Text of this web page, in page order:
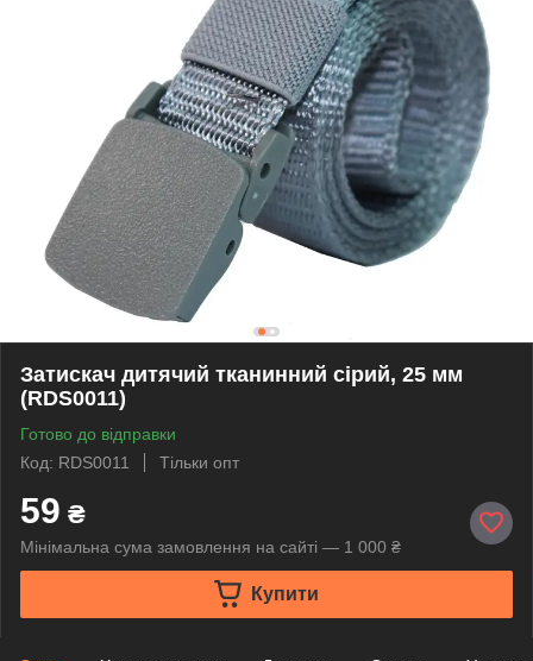
Затискач дитячий тканинний сірий, 25 мм
(RDS0011)
Готово до відправки
Код: RDS0011
Тільки опт
59 ₴
Мінімальна сума замовлення на сайті — 1 000 ₴
Купити